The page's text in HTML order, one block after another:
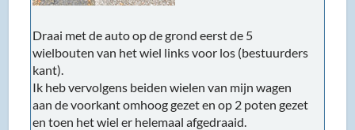
Draai met de auto op de grond eerst de 5
wielbouten van het wiel links voor los (bestuurders
kant).
Ik heb vervolgens beiden wielen van mijn wagen
aan de voorkant omhoog gezet en op 2 poten gezet
en toen het wiel er helemaal afgedraaid.